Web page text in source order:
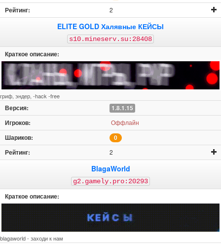
2
ELITE GOLD Халявные КЕЙСЫ
s10.mineserv.su:28408
гриф, эндер, -hack -free
1.8.1.15
Оффлайн
0
2
BlagaWorld
g2.gamely.pro:20293
blagaworld - заходи к нам